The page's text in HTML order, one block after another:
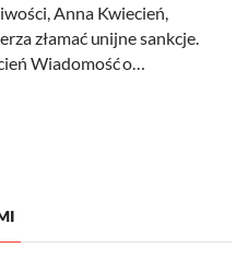
Anna Kwiecień,
złamać unijne sankcje.
Wiadomość o…